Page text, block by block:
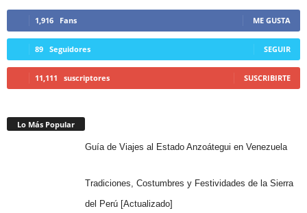
1,916 Fans ME GUSTA
89 Seguidores SEGUIR
11,111 suscriptores SUSCRIBIRTE
Lo Más Popular
Guía de Viajes al Estado Anzoátegui en Venezuela
Tradiciones, Costumbres y Festividades de la Sierra
del Perú [Actualizado]